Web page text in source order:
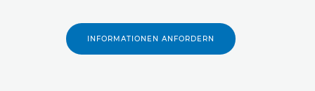
INFORMATIONEN ANFORDERN